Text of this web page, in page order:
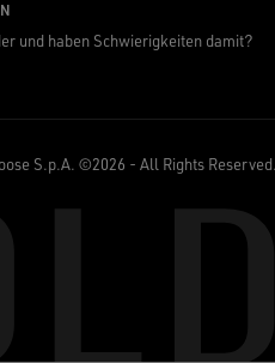
und haben Schwierigkeiten damit?
S.p.A. ©2026 - All Rights Reserved.